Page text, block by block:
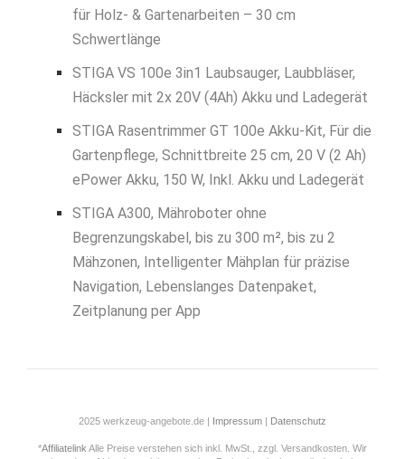
für Holz- & Gartenarbeiten – 30 cm
Schwertlänge
STIGA VS 100e 3in1 Laubsauger, Laubbläser,
Häcksler mit 2x 20V (4Ah) Akku und Ladegerät
STIGA Rasentrimmer GT 100e Akku-Kit, Für die
Gartenpflege, Schnittbreite 25 cm, 20 V (2 Ah)
ePower Akku, 150 W, Inkl. Akku und Ladegerät
STIGA A300, Mähroboter ohne
Begrenzungskabel, bis zu 300 m², bis zu 2
Mähzonen, Intelligenter Mähplan für präzise
Navigation, Lebenslanges Datenpaket,
Zeitplanung per App
2025 werkzeug-angebote.de | Impressum | Datenschutz
*Affiliatelink Alle Preise verstehen sich inkl. MwSt., zzgl. Versandkosten. Wir